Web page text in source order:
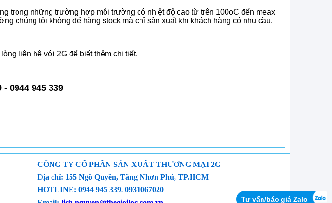
trong những trường hợp môi trường có nhiệt độ cao từ trên 100oC đến meax
chúng tôi không để hàng stock mà chỉ sản xuất khi khách hàng có nhu cầu.
liên hệ với 2G để biết thêm chi tiết.
0944 945 339
CÔNG TY CỔ PHẦN SẢN XUẤT THƯƠNG MẠI 2G
Địa chỉ: 155 Ngô Quyền, Tăng Nhơn Phú, TP.HCM
HOTLINE: 0944 945 339, 0931067020
Tư vấn/báo giá Zalo